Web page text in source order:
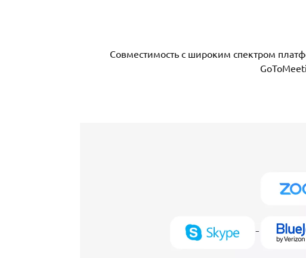
Совместимость с широким спектром